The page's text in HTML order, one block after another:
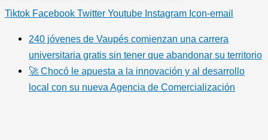
Tiktok Facebook Twitter Youtube Instagram Icon-email
240 jóvenes de Vaupés comienzan una carrera
universitaria gratis sin tener que abandonar su territorio
🚀 Chocó le apuesta a la innovación y al desarrollo
local con su nueva Agencia de Comercialización